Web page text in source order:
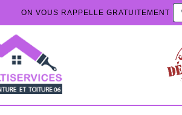
ON VOUS RAPPELLE GRATUITEMENT